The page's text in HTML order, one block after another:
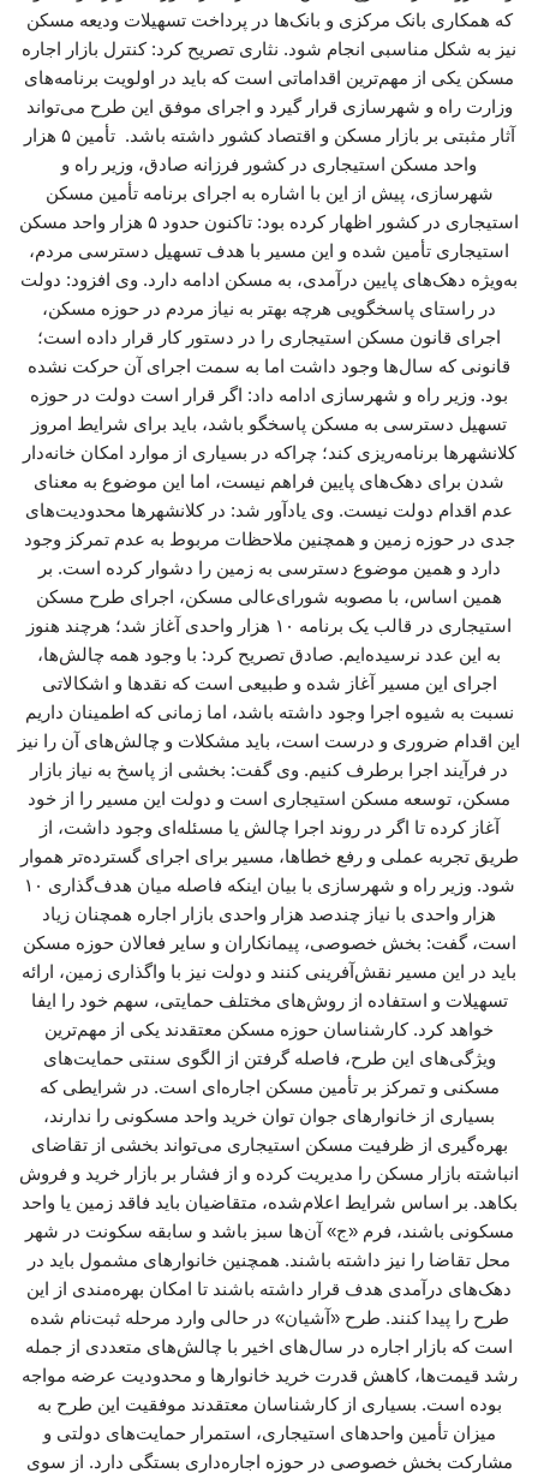
که همکاری بانک مرکزی و بانک‌ها در پرداخت تسهیلات ودیعه مسکن
نیز به شکل مناسبی انجام شود. نثاری تصریح کرد: کنترل بازار اجاره
مسکن یکی از مهم‌ترین اقداماتی است که باید در اولویت برنامه‌های
وزارت راه و شهرسازی قرار گیرد و اجرای موفق این طرح می‌تواند
آثار مثبتی بر بازار مسکن و اقتصاد کشور داشته باشد. تأمین ۵ هزار
واحد مسکن استیجاری در کشور فرزانه صادق، وزیر راه و
شهرسازی، پیش از این با اشاره به اجرای برنامه تأمین مسکن
استیجاری در کشور اظهار کرده بود: تاکنون حدود ۵ هزار واحد مسکن
استیجاری تأمین شده و این مسیر با هدف تسهیل دسترسی مردم،
به‌ویژه دهک‌های پایین درآمدی، به مسکن ادامه دارد. وی افزود: دولت
در راستای پاسخگویی هرچه بهتر به نیاز مردم در حوزه مسکن،
اجرای قانون مسکن استیجاری را در دستور کار قرار داده است؛
قانونی که سال‌ها وجود داشت اما به سمت اجرای آن حرکت نشده
بود. وزیر راه و شهرسازی ادامه داد: اگر قرار است دولت در حوزه
تسهیل دسترسی به مسکن پاسخگو باشد، باید برای شرایط امروز
کلانشهرها برنامه‌ریزی کند؛ چراکه در بسیاری از موارد امکان خانه‌دار
شدن برای دهک‌های پایین فراهم نیست، اما این موضوع به معنای
عدم اقدام دولت نیست. وی یادآور شد: در کلانشهرها محدودیت‌های
جدی در حوزه زمین و همچنین ملاحظات مربوط به عدم تمرکز وجود
دارد و همین موضوع دسترسی به زمین را دشوار کرده است. بر
همین اساس، با مصوبه شورای‌عالی مسکن، اجرای طرح مسکن
استیجاری در قالب یک برنامه ۱۰ هزار واحدی آغاز شد؛ هرچند هنوز
به این عدد نرسیده‌ایم. صادق تصریح کرد: با وجود همه چالش‌ها،
اجرای این مسیر آغاز شده و طبیعی است که نقدها و اشکالاتی
نسبت به شیوه اجرا وجود داشته باشد، اما زمانی که اطمینان داریم
این اقدام ضروری و درست است، باید مشکلات و چالش‌های آن را نیز
در فرآیند اجرا برطرف کنیم. وی گفت: بخشی از پاسخ به نیاز بازار
مسکن، توسعه مسکن استیجاری است و دولت این مسیر را از خود
آغاز کرده تا اگر در روند اجرا چالش یا مسئله‌ای وجود داشت، از
طریق تجربه عملی و رفع خطاها، مسیر برای اجرای گسترده‌تر هموار
شود. وزیر راه و شهرسازی با بیان اینکه فاصله میان هدف‌گذاری ۱۰
هزار واحدی با نیاز چندصد هزار واحدی بازار اجاره همچنان زیاد
است، گفت: بخش خصوصی، پیمانکاران و سایر فعالان حوزه مسکن
باید در این مسیر نقش‌آفرینی کنند و دولت نیز با واگذاری زمین، ارائه
تسهیلات و استفاده از روش‌های مختلف حمایتی، سهم خود را ایفا
خواهد کرد. کارشناسان حوزه مسکن معتقدند یکی از مهم‌ترین
ویژگی‌های این طرح، فاصله گرفتن از الگوی سنتی حمایت‌های
مسکنی و تمرکز بر تأمین مسکن اجاره‌ای است. در شرایطی که
بسیاری از خانوارهای جوان توان خرید واحد مسکونی را ندارند،
بهره‌گیری از ظرفیت مسکن استیجاری می‌تواند بخشی از تقاضای
انباشته بازار مسکن را مدیریت کرده و از فشار بر بازار خرید و فروش
بکاهد. بر اساس شرایط اعلام‌شده، متقاضیان باید فاقد زمین یا واحد
مسکونی باشند، فرم «ج» آن‌ها سبز باشد و سابقه سکونت در شهر
محل تقاضا را نیز داشته باشند. همچنین خانوارهای مشمول باید در
دهک‌های درآمدی هدف قرار داشته باشند تا امکان بهره‌مندی از این
طرح را پیدا کنند. طرح «آشیان» در حالی وارد مرحله ثبت‌نام شده
است که بازار اجاره در سال‌های اخیر با چالش‌های متعددی از جمله
رشد قیمت‌ها، کاهش قدرت خرید خانوارها و محدودیت عرضه مواجه
بوده است. بسیاری از کارشناسان معتقدند موفقیت این طرح به
میزان تأمین واحدهای استیجاری، استمرار حمایت‌های دولتی و
مشارکت بخش خصوصی در حوزه اجاره‌داری بستگی دارد. از سوی